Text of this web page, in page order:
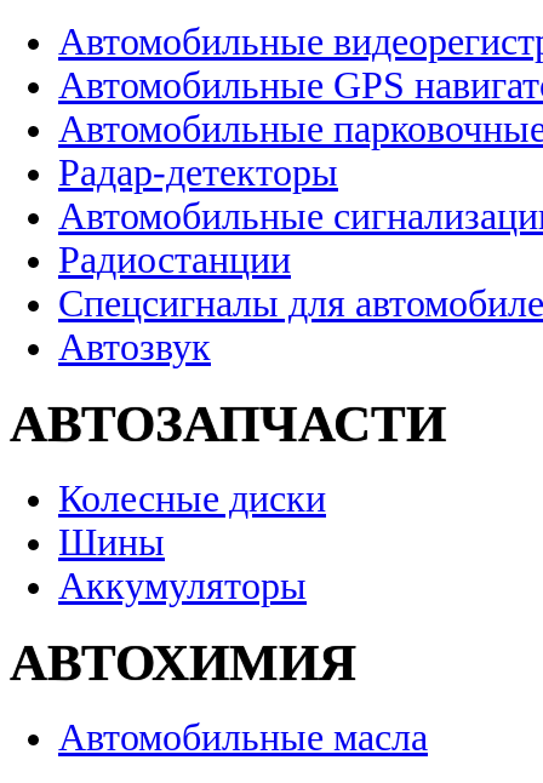
Автомобильные
Автомобильные GPS
Автомобильные
Радар-детекторы
Автомобильные
Радиостанции
Спецсигналы для
Автозвук
АВТОЗАПЧАСТИ
Колесные диски
Шины
Аккумуляторы
АВТОХИМИЯ
Автомобильные масла